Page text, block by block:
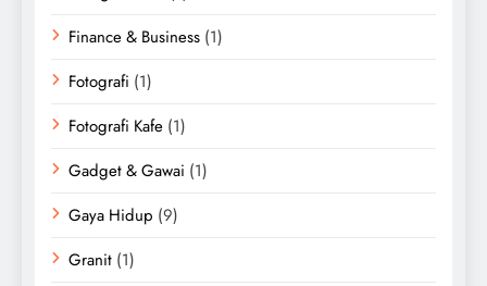
Finance & Business (1)
Fotografi (1)
Fotografi Kafe (1)
Gadget & Gawai (1)
Gaya Hidup (9)
Granit (1)